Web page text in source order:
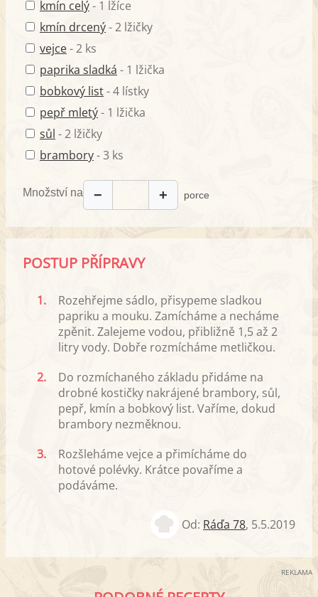
kmín celý- 1 lžíce
kmín drcený- 2 lžičky
vejce- 2 ks
paprika sladká - 1 lžička
bobkový list- 4 lístky
pepř mletý- 1 lžička
sůl - 2 lžičky
brambory- 3 ks
Množství na − + porce
POSTUP PŘÍPRAVY
1.
Rozehřejme sádlo, přisypeme sladkou
papriku a mouku. Zamícháme a necháme
zpěnit. Zalejeme vodou, přibližně 1,5 až 2
litry vody. Dobře rozmícháme metličkou.
2.
Do rozmíchaného základu přidáme na
drobné kostičky nakrájené brambory, sůl,
pepř, kmín a bobkový list. Vaříme, dokud
brambory nezměknou.
3.
Rozšleháme vejce a přimícháme do
hotové polévky. Krátce povaříme a
podáváme.
Od: Ráďa 78, 5.5.2019
REKLAMA